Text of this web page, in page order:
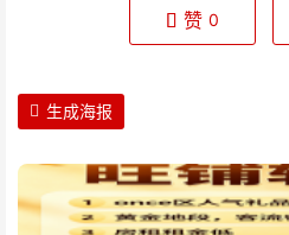
赞 0
生成海报